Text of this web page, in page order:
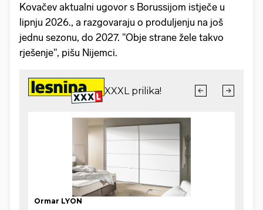
Kovačev aktualni ugovor s Borussijom istječe u
lipnju 2026., a razgovaraju o produljenju na još
jednu sezonu, do 2027. "Obje strane žele takvo
rješenje", pišu Nijemci.